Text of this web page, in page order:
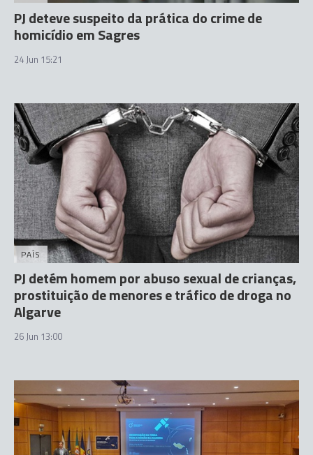
PJ deteve suspeito da prática do crime de
homicídio em Sagres
24 Jun 15:21
PAÍS
PJ detém homem por abuso sexual de crianças,
prostituição de menores e tráfico de droga no
Algarve
26 Jun 13:00